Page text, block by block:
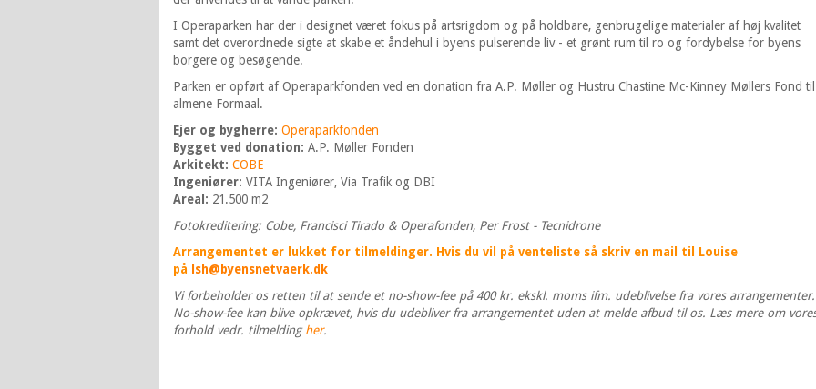
I Operaparken har der i designet været fokus på artsrigdom og på holdbare, genbrugelige materialer af høj kvalitet
samt det overordnede sigte at skabe et åndehul i byens pulserende liv - et grønt rum til ro og fordybelse for byens
borgere og besøgende.
Parken er opført af Operaparkfonden ved en donation fra A.P. Møller og Hustru Chastine Mc-Kinney Møllers Fond til
almene Formaal.
Ejer og bygherre: Operaparkfonden
Bygget ved donation: A.P. Møller Fonden
Arkitekt: COBE
Ingeniører: VITA Ingeniører, Via Trafik og DBI
Areal: 21.500 m2
Fotokreditering: Cobe, Francisci Tirado & Operafonden, Per Frost - Tecnidrone
Arrangementet er lukket for tilmeldinger. Hvis du vil på venteliste så skriv en mail til Louise
på
lsh@byensnetvaerk.dk
Vi forbeholder os retten til at sende et no-show-fee på 400 kr. ekskl. moms ifm. udeblivelse fra vores arrangementer.
No-show-fee kan blive opkrævet, hvis du udebliver fra arrangementet uden at melde afbud til os. Læs mere om
forhold vedr. tilmeldingher.